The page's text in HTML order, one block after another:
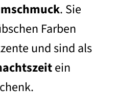
. Sie
Farben
und sind als
ein